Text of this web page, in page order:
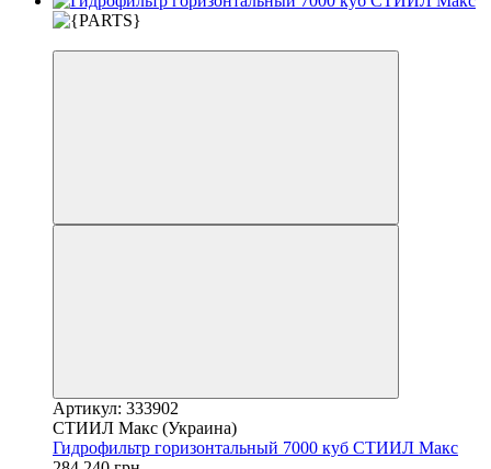
Артикул: 333902
СТИИЛ Макс (Украина)
Гидрофильтр горизонтальный 7000 куб СТИИЛ Макс